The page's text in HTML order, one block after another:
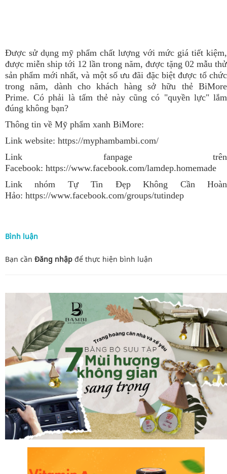
Được sử dụng mỹ phẩm chất lượng với mức giá tiết kiệm,
được miễn ship tới 12 lần trong năm, được tặng 02 mẫu thử
sản phẩm mới nhất, và một số ưu đãi đặc biệt được tổ chức
trong năm, dành cho khách hàng sở hữu thẻ BiMore
Prime.Có phải là tấm thẻ này cũng có "quyền lực" lắm
đúng không bạn?
Thông tin về Mỹ phẩm xanh BiMore:
Link website: https://myphambambi.com/
Link fanpage trên
Facebook: https://www.facebook.com/lamdep.homemade
Link nhóm Tự Tin Đẹp Không Cần Hoàn
Hảo: https://www.facebook.com/groups/tutindep
Bình luận
Bạn cần Đăng nhập để thực hiện bình luận